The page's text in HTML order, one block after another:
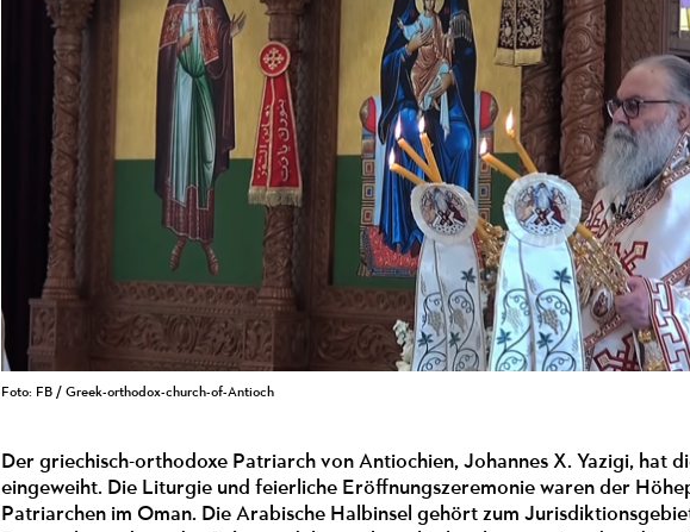
Foto: FB / Greek-orthodox-church-of-Antioch
Der griechisch-orthodoxe Patriarch von Antiochien, Johannes X. Yazigi, hat
eingeweiht. Die Liturgie und feierliche Eröffnungszeremonie waren der
Patriarchen im Oman. Die Arabische Halbinsel gehört zum